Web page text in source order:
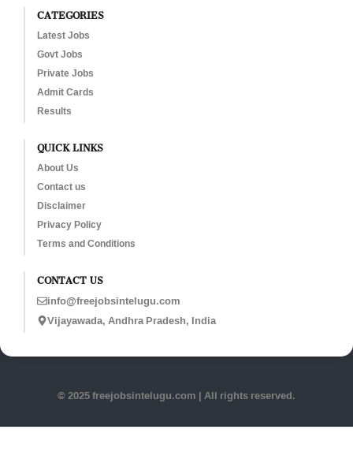
CATEGORIES
Latest Jobs
Govt Jobs
Private Jobs
Admit Cards
Results
QUICK LINKS
About Us
Contact us
Disclaimer
Privacy Policy
Terms and Conditions
CONTACT US
info@freejobsintelugu.com
Vijayawada, Andhra Pradesh, India
© 2025 freejobsintelugu.com | All rights reserved.